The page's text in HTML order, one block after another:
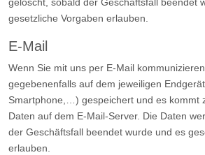
gelöscht, sobald der Geschäftsfall beendet
gesetzliche Vorgaben erlauben.
E-Mail
Wenn Sie mit uns per E-Mail
gegebenenfalls auf dem jeweiligen
Smartphone,…) gespeichert und es kommt
Daten auf dem E-Mail-Server. Die Daten
der Geschäftsfall beendet wurde und es
erlauben.